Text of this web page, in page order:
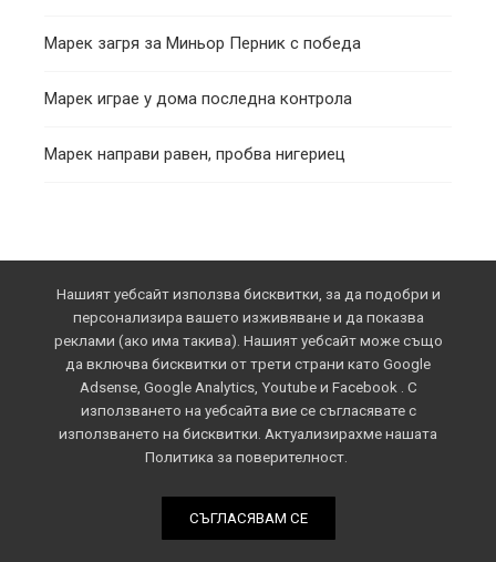
Нашият уебсайт използва бисквитки, за да подобри и
персонализира вашето изживяване и да показва
реклами (ако има такива). Нашият уебсайт може също
да включва бисквитки от трети страни като Google
Adsense, Google Analytics, Youtube и Facebook . С
използването на уебсайта вие се съгласявате с
използването на бисквитки. Актуализирахме нашата
Политика за поверителност.
СЪГЛАСЯВАМ СЕ
Марек загря за Миньор Перник с победа
Марек играе у дома последна контрола
Марек направи равен, пробва нигериец
LARGOTO.BG
Largoto.bg е онлайн площадът на Дупница и
Околията, където да забавим крачка заедно, за да
видим по-добре лицата на хората, с които се
песента на скритите в клоните птици и да изпълним
дъха си с простор и оптимизъм.